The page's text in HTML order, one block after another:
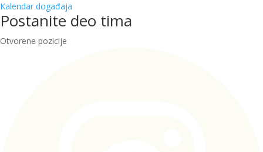
Kalendar događaja
Postanite deo tima
Otvorene pozicije